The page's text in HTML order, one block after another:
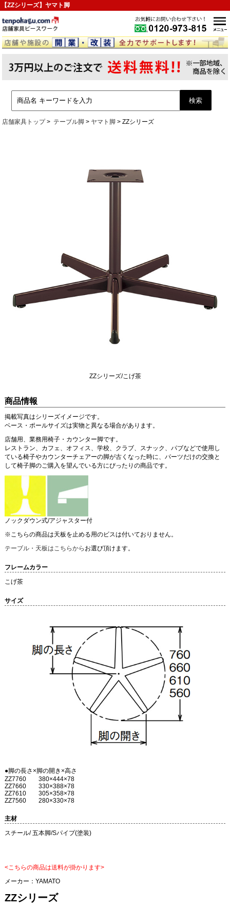
【ZZシリーズ】ヤマト脚
店舗家具トップ テーブル脚 ヤマト脚 ZZシリーズ
ZZシリーズ/こげ茶
商品情報
掲載写真はシリーズイメージです。
ベース・ポールサイズは実物と異なる場合があります。
店舗用、業務用椅子・カウンター脚です。
レストラン、カフェ、オフィス、学校、クラブ、スナック、パブなどで使用し
ている椅子やカウンターチェアーの脚が古くなった時に、パーツだけの交換と
して椅子脚のご購入を望んでいる方にぴったりの商品です。
ノックダウン式/アジャスター付
※こちらの商品は天板を止める用のビスは付いておりません。
テーブル・天板はこちらから お選び頂けます。
フレームカラー
こげ茶
サイズ
●脚の長さ×脚の開き×高さ
ZZ7760 380×444×78
ZZ7660 330×388×78
ZZ7610 305×358×78
ZZ7560 280×330×78
主材
スチール/ 五本脚/Sパイプ(塗装)
<こちらの商品は送料が掛かります>
メーカー： YAMATO
ZZシリーズ